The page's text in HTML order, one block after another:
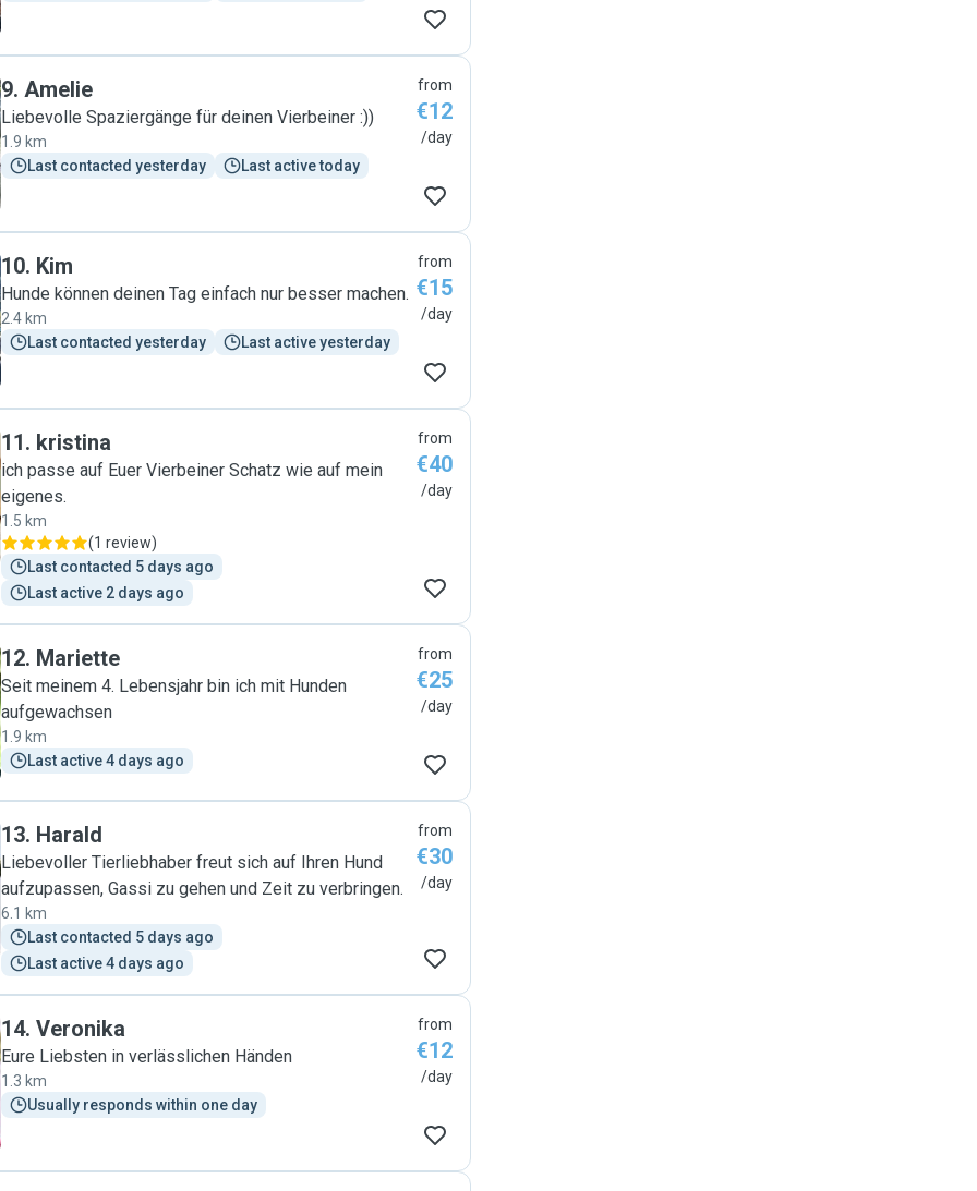
9. Amelie
Liebevolle Spaziergänge für deinen Vierbeiner :))
1.9 km
Last contacted yesterday
Last active today
from
€12
/day
10. Kim
Hunde können deinen Tag einfach nur besser machen.
2.4 km
Last contacted yesterday
Last active yesterday
from
€15
/day
11. kristina
ich passe auf Euer Vierbeiner Schatz wie auf mein
eigenes.
1.5 km
(1 review)
Last contacted 5 days ago
Last active 2 days ago
from
€40
/day
12. Mariette
Seit meinem 4. Lebensjahr bin ich mit Hunden
aufgewachsen
1.9 km
Last active 4 days ago
from
€25
/day
13. Harald
Liebevoller Tierliebhaber freut sich auf Ihren Hund
aufzupassen, Gassi zu gehen und Zeit zu verbringen.
6.1 km
Last contacted 5 days ago
Last active 4 days ago
from
€30
/day
14. Veronika
Eure Liebsten in verlässlichen Händen
1.3 km
Usually responds within one day
from
€12
/day